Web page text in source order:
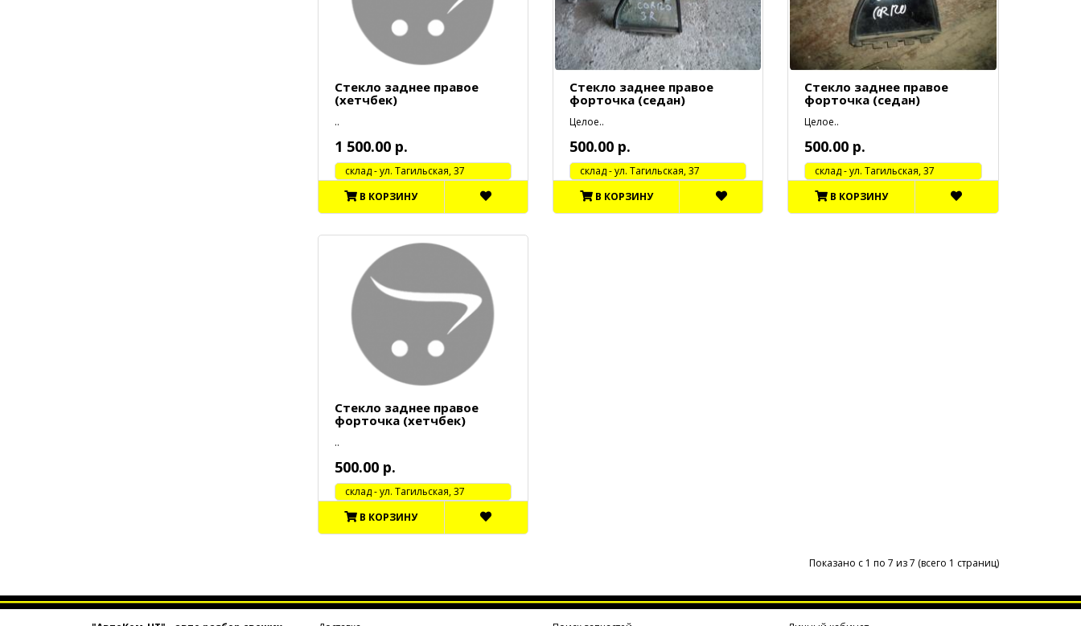
Стекло заднее правое
(хетчбек)
..
1 500.00 р.
cклад - ул. Тагильская, 37
В КОРЗИНУ
Стекло заднее правое
форточка (седан)
Целое..
500.00 р.
cклад - ул. Тагильская, 37
В КОРЗИНУ
Стекло заднее правое
форточка (седан)
Целое..
500.00 р.
cклад - ул. Тагильская, 37
В КОРЗИНУ
Стекло заднее правое
форточка (хетчбек)
..
500.00 р.
cклад - ул. Тагильская, 37
В КОРЗИНУ
Показано с 1 по 7 из 7 (всего 1 страниц)